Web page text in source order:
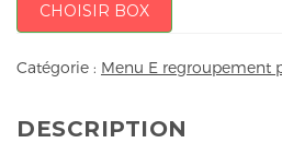
CHOISIR BOX
Catégorie : Menu E regroupement
DESCRIPTION